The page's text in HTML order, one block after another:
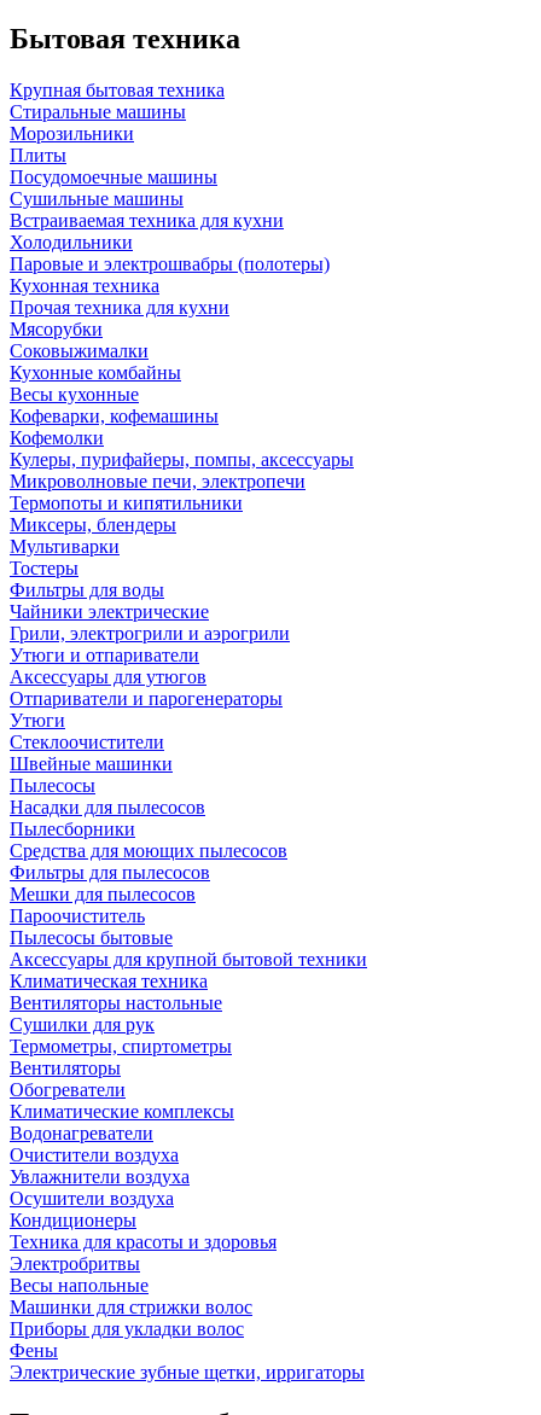
Бытовая техника
Крупная бытовая техника
Стиральные машины
Морозильники
Плиты
Посудомоечные машины
Сушильные машины
Встраиваемая техника для кухни
Холодильники
Паровые и электрошвабры (полотеры)
Кухонная техника
Прочая техника для кухни
Мясорубки
Соковыжималки
Кухонные комбайны
Весы кухонные
Кофеварки, кофемашины
Кофемолки
Кулеры, пурифайеры, помпы, аксессуары
Микроволновые печи, электропечи
Термопоты и кипятильники
Миксеры, блендеры
Мультиварки
Тостеры
Фильтры для воды
Чайники электрические
Грили, электрогрили и аэрогрили
Утюги и отпариватели
Аксессуары для утюгов
Отпариватели и парогенераторы
Утюги
Стеклоочистители
Швейные машинки
Пылесосы
Насадки для пылесосов
Пылесборники
Средства для моющих пылесосов
Фильтры для пылесосов
Мешки для пылесосов
Пароочиститель
Пылесосы бытовые
Аксессуары для крупной бытовой техники
Климатическая техника
Вентиляторы настольные
Сушилки для рук
Термометры, спиртометры
Вентиляторы
Обогреватели
Климатические комплексы
Водонагреватели
Очистители воздуха
Увлажнители воздуха
Осушители воздуха
Кондиционеры
Техника для красоты и здоровья
Электробритвы
Весы напольные
Машинки для стрижки волос
Приборы для укладки волос
Фены
Электрические зубные щетки, ирригаторы